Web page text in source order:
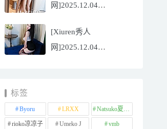
网]2025.12.04
Well11[67P/745.99MB]
[Xiuren秀人
网]2025.12.04
标签
Byoru LRXX Natsuko夏夏子
rioko凉凉子 Umeko J vmb